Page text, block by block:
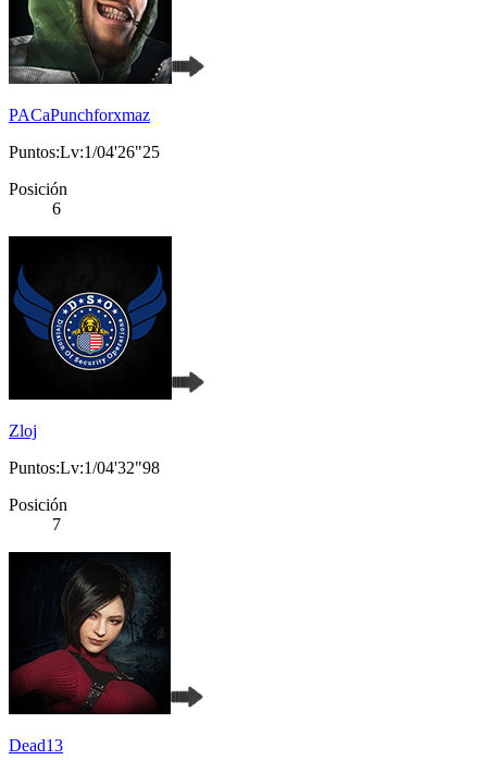
PACaPunchforxmaz
Puntos:Lv:1/04'26"25
Posición
6
Zloj
Puntos:Lv:1/04'32"98
Posición
7
Dead13